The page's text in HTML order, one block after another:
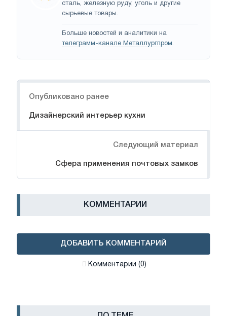
сталь, железную руду, уголь и другие
сырьевые товары.
Больше новостей и аналитики на
телеграмм-канале Металлургпром.
Опубликовано ранее
Дизайнерский интерьер кухни
Следующий материал
Сфера применения почтовых замков
КОММЕНТАРИИ
ДОБАВИТЬ КОММЕНТАРИЙ
Комментарии (0)